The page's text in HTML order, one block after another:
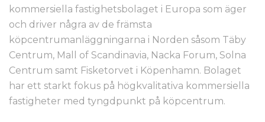
kommersiella fastighetsbolaget i Europa som äger
och driver några av de främsta
köpcentrumanläggningarna i Norden såsom Täby
Centrum, Mall of Scandinavia, Nacka Forum, Solna
Centrum samt Fisketorvet i Köpenhamn. Bolaget
har ett starkt fokus på högkvalitativa kommersiella
fastigheter med tyngdpunkt på köpcentrum.